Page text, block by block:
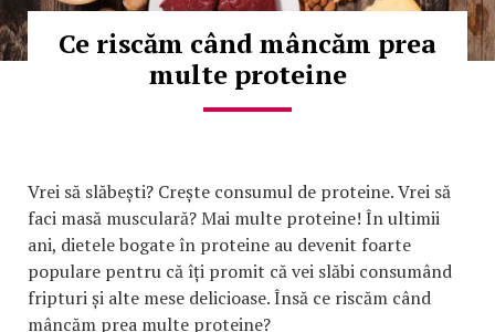
Ce riscăm când mâncăm prea
multe proteine
Vrei să slăbești? Crește consumul de proteine. Vrei să
faci masă musculară? Mai multe proteine! În ultimii
ani, dietele bogate în proteine au devenit foarte
populare pentru că îți promit că vei slăbi consumând
fripturi și alte mese delicioase. Însă ce riscăm când
mâncăm prea multe proteine?